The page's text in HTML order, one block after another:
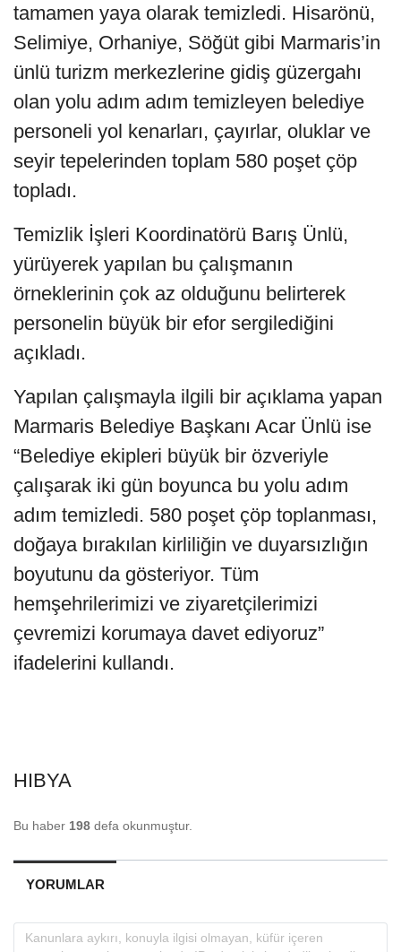
tamamen yaya olarak temizledi. Hisarönü,
Selimiye, Orhaniye, Söğüt gibi Marmaris’in
ünlü turizm merkezlerine gidiş güzergahı
olan yolu adım adım temizleyen belediye
personeli yol kenarları, çayırlar, oluklar ve
seyir tepelerinden toplam 580 poşet çöp
topladı.
Temizlik İşleri Koordinatörü Barış Ünlü,
yürüyerek yapılan bu çalışmanın
örneklerinin çok az olduğunu belirterek
personelin büyük bir efor sergilediğini
açıkladı.
Yapılan çalışmayla ilgili bir açıklama yapan
Marmaris Belediye Başkanı Acar Ünlü ise
“Belediye ekipleri büyük bir özveriyle
çalışarak iki gün boyunca bu yolu adım
adım temizledi. 580 poşet çöp toplanması,
doğaya bırakılan kirliliğin ve duyarsızlığın
boyutunu da gösteriyor. Tüm
hemşehrilerimizi ve ziyaretçilerimizi
çevremizi korumaya davet ediyoruz”
ifadelerini kullandı.
HIBYA
Bu haber 198 defa okunmuştur.
YORUMLAR